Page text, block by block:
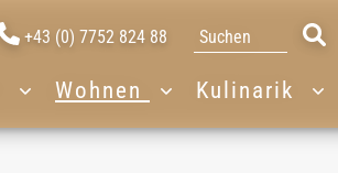
+43 (0) 7752 824 88
Wohnen Kulinarik